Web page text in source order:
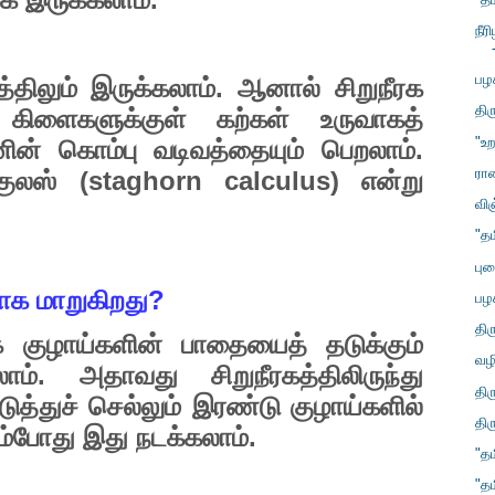
இருக்கலாம்.ஆனால் சிறுநீரக
கிளைகளுக்குள் கற்கள்
உருவாகத்
கொம்பு வடிவத்தையும் பெறலாம்.
(staghorn calculus)என்று
மாறுகிறது?
குழாய்களின் பாதையைத்
தடுக்கும்
. அதாவது
சிறுநீரகத்திலிருந்து
செல்லும் இரண்டு குழாய்களில்
இது நடக்கலாம்.